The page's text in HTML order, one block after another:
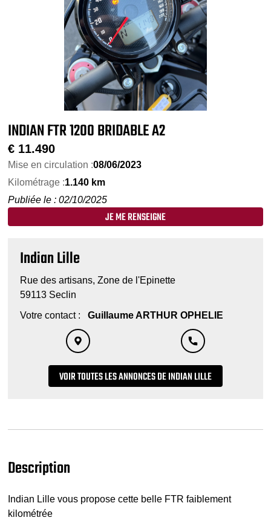
INDIAN FTR 1200 BRIDABLE A2
€ 11.490
Mise en circulation :08/06/2023
Kilométrage :1.140 km
Publiée le : 02/10/2025
JE ME RENSEIGNE
Indian Lille
Rue des artisans, Zone de l'Epinette
59113 Seclin
Votre contact :
Guillaume ARTHUR OPHELIE
VOIR TOUTES LES ANNONCES DE INDIAN LILLE
Description
Indian Lille vous propose cette belle FTR faiblement
kilométrée